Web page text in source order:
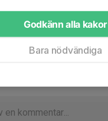
Godkänn alla kakor
Bara nödvändiga